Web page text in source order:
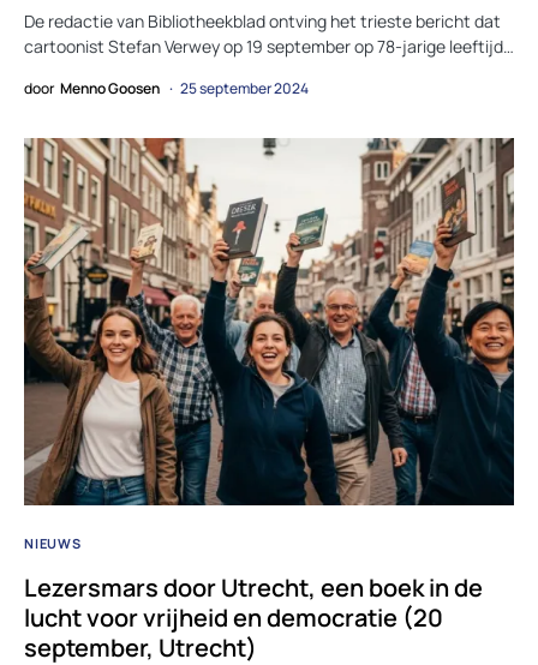
De redactie van Bibliotheekblad ontving het trieste bericht dat
cartoonist Stefan Verwey op 19 september op 78-jarige leeftijd…
door Menno Goosen 25 september 2024
NIEUWS
Lezersmars door Utrecht, een boek in de
lucht voor vrijheid en democratie (20
september, Utrecht)